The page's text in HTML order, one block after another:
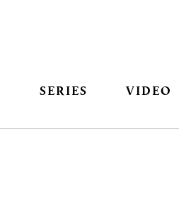
SERIES VIDEO